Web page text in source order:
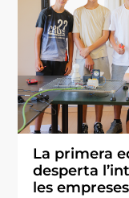
La primera
desperta
les